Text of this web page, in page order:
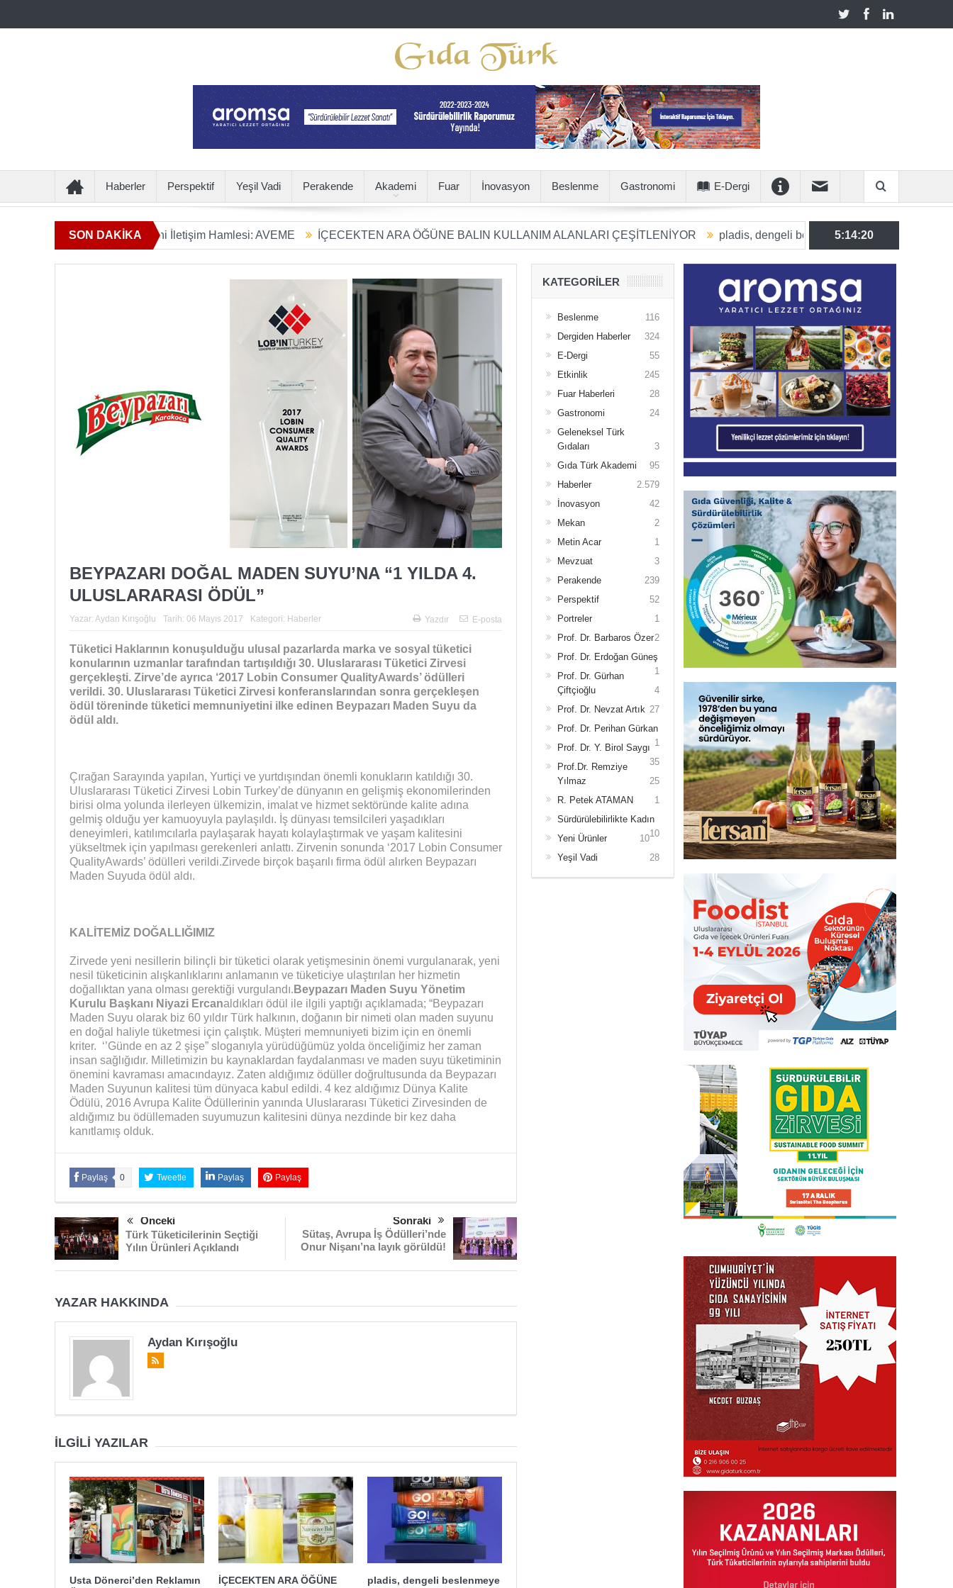
Haberler Perspektif Yeşil Vadi Perakende Akademi Fuar İnovasyon Beslenme Gastronomi E-Dergi
SON DAKİKA
Ötesine Geçen Yeni İletişim Hamlesi: AVEME İÇECEKTEN ARA ÖĞÜNE BALIN KULLANIM ALANLARI ÇEŞİTLENİYOR pladis, dengeli beslenmeye katkı sunan ürün hacmini
5:14:21
BEYPAZARI DOĞAL MADEN SUYU’NA “1 YILDA 4.
ULUSLARARASI ÖDÜL”
Yazar: Aydan Kırışoğlu Tarih: 06 Mayıs 2017 Kategori: Haberler Yazdır E-posta
Tüketici Haklarının konuşulduğu ulusal pazarlarda marka ve sosyal tüketici
konularının uzmanlar tarafından tartışıldığı 30. Uluslararası Tüketici Zirvesi
gerçekleşti. Zirve’de ayrıca ‘2017 Lobin Consumer QualityAwards’ ödülleri
verildi. 30. Uluslararası Tüketici Zirvesi konferanslarından sonra gerçekleşen
ödül töreninde tüketici memnuniyetini ilke edinen Beypazarı Maden Suyu da
ödül aldı.
Çırağan Sarayında yapılan, Yurtiçi ve yurtdışından önemli konukların katıldığı 30.
Uluslararası Tüketici Zirvesi Lobin Turkey’de dünyanın en gelişmiş ekonomilerinden
birisi olma yolunda ilerleyen ülkemizin, imalat ve hizmet sektöründe kalite adına
gelmiş olduğu yer kamuoyuyla paylaşıldı. İş dünyası temsilcileri yaşadıkları
deneyimleri, katılımcılarla paylaşarak hayatı kolaylaştırmak ve yaşam kalitesini
yükseltmek için yapılması gerekenleri anlattı. Zirvenin sonunda ‘2017 Lobin Consumer
QualityAwards’ ödülleri verildi.Zirvede birçok başarılı firma ödül alırken Beypazarı
Maden Suyuda ödül aldı.
KALİTEMİZ DOĞALLIĞIMIZ
Zirvede yeni nesillerin bilinçli bir tüketici olarak yetişmesinin önemi vurgulanarak, yeni
nesil tüketicinin alışkanlıklarını anlamanın ve tüketiciye ulaştırılan her hizmetin
doğallıktan yana olması gerektiği vurgulandı. Beypazarı Maden Suyu Yönetim
Kurulu Başkanı Niyazi Ercanaldıkları ödül ile ilgili yaptığı açıklamada; “Beypazarı
Maden Suyu olarak biz 60 yıldır Türk halkının, doğanın bir nimeti olan maden suyunu
en doğal haliyle tüketmesi için çalıştık. Müşteri memnuniyeti bizim için en önemli
kriter. ‘’Günde en az 2 şişe” sloganıyla yürüdüğümüz yolda önceliğimiz her zaman
insan sağlığıdır. Milletimizin bu kaynaklardan faydalanması ve maden suyu tüketiminin
önemini kavraması amacındayız. Zaten aldığımız ödüller doğrultusunda da Beypazarı
Maden Suyunun kalitesi tüm dünyaca kabul edildi. 4 kez aldığımız Dünya Kalite
Ödülü, 2016 Avrupa Kalite Ödüllerinin yanında Uluslararası Tüketici Zirvesinden de
aldığımız bu ödüllemaden suyumuzun kalitesini dünya nezdinde bir kez daha
kanıtlamış olduk.
Paylaş 0 Tweetle Paylaş Paylaş
Önceki
Türk Tüketicilerinin Seçtiği
Yılın Ürünleri Açıklandı
Sonraki
Sütaş, Avrupa İş Ödülleri’nde
Onur Nişanı’na layık görüldü!
YAZAR HAKKINDA
Aydan Kırışoğlu
İLGILI YAZILAR
Usta Dönerci’den Reklamın
İÇECEKTEN ARA ÖĞÜNE
pladis, dengeli beslenmeye
KATEGORILER
Beslenme
116
Dergiden Haberler
324
E-Dergi
55
Etkinlik
245
Fuar Haberleri
28
Gastronomi
24
Geleneksel Türk
Gıdaları
3
Gıda Türk Akademi
95
Haberler
2.579
İnovasyon
42
Mekan
2
Metin Acar
1
Mevzuat
3
Perakende
239
Perspektif
52
Portreler
1
Prof. Dr. Barbaros Özer2
Prof. Dr. Erdoğan Güneş
1
Prof. Dr. Gürhan
Çiftçioğlu
4
Prof. Dr. Nevzat Artık 27
Prof. Dr. Perihan Gürkan
1
Prof. Dr. Y. Birol Saygı
35
Prof.Dr. Remziye
Yılmaz
25
R. Petek ATAMAN
1
Sürdürülebilirlikte Kadın
10
Yeni Ürünler
10
Yeşil Vadi
28